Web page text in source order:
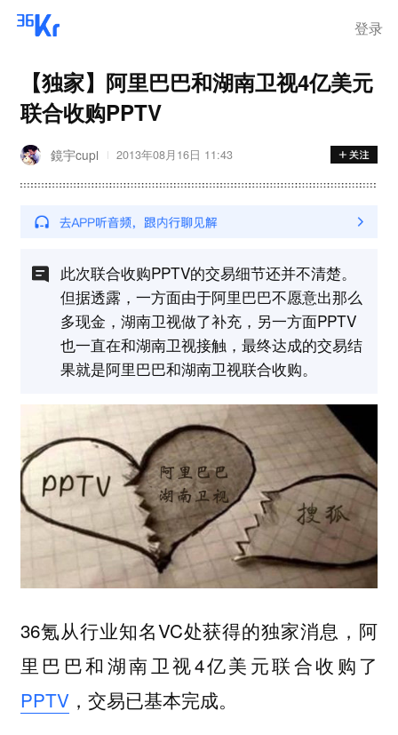
登录
【独家】阿里巴巴和湖南卫视4亿美元
联合收购PPTV
鏡宇cupl 2013年08月16日 11:43
此次联合收购PPTV的交易细节还并不清楚。
但据透露，一方面由于阿里巴巴不愿意出那么
多现金，湖南卫视做了补充，另一方面PPTV
也一直在和湖南卫视接触，最终达成的交易结
果就是阿里巴巴和湖南卫视联合收购。
36氪从行业知名VC处获得的独家消息，阿
里巴巴和湖南卫视4亿美元联合收购了
PPTV，交易已基本完成。